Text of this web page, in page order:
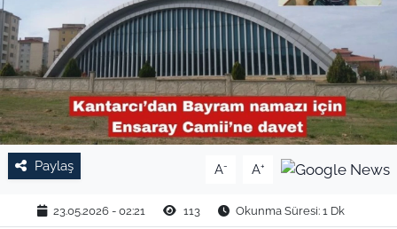
Paylaş A- A+
23.05.2026 - 02:21 113 Okunma Süresi: 1 Dk
KÜLTÜR SANAT
RESMİ İLAN
SPOR
YAŞAM
EDİRNE